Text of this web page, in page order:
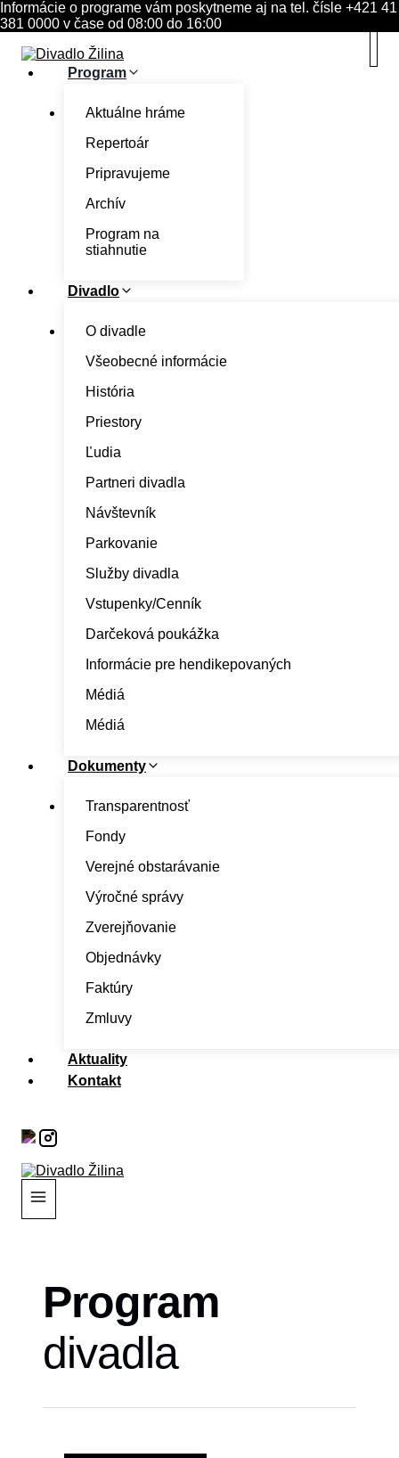
Skip
to
Informácie o programe vám poskytneme aj na tel. čísle +421 41
381 0000 v čase od 08:00 do 16:00
Program
Aktuálne hráme
Repertoár
Pripravujeme
Archív
Program na
stiahnutie
Divadlo
O divadle
Všeobecné informácie
História
Priestory
Ľudia
Partneri divadla
Návštevník
Parkovanie
Služby divadla
Vstupenky/Cenník
Darčeková poukážka
Informácie pre hendikepovaných
Médiá
Médiá
Dokumenty
Transparentnosť
Fondy
Verejné obstarávanie
Výročné správy
Zverejňovanie
Objednávky
Faktúry
Zmluvy
Aktuality
Kontakt
Program
divadla